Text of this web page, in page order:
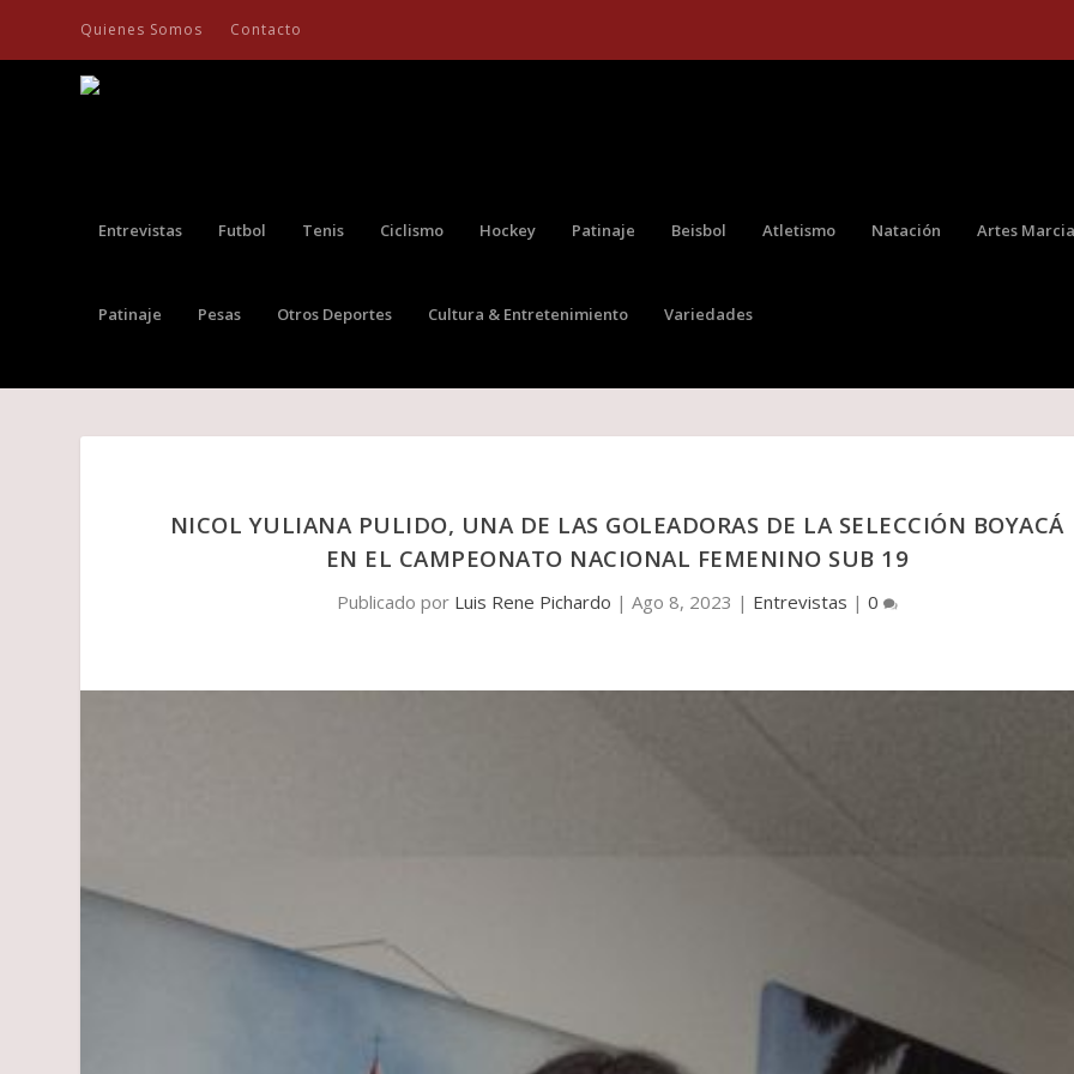
Quienes Somos Contacto
Entrevistas Futbol Tenis Ciclismo Hockey Patinaje Beisbol Atletismo Natación Artes
Patinaje Pesas Otros Deportes Cultura & Entretenimiento Variedades
NICOL YULIANA PULIDO, UNA DE LAS GOLEADORAS DE LA SELECCIÓN BOYACÁ
EN EL CAMPEONATO NACIONAL FEMENINO SUB 19
Publicado por Luis Rene Pichardo | Ago 8, 2023 | Entrevistas | 0